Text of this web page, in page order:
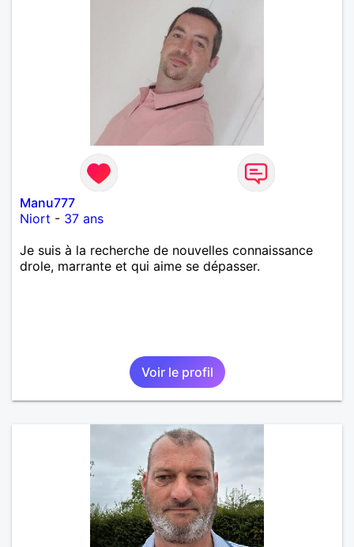
Manu777
Niort - 37 ans
Je suis à la recherche de nouvelles connaissance
drole, marrante et qui aime se dépasser.
Voir le profil